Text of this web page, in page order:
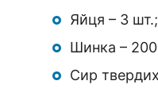
Яйця – 3 шт.;
Шинка – 200
Сир